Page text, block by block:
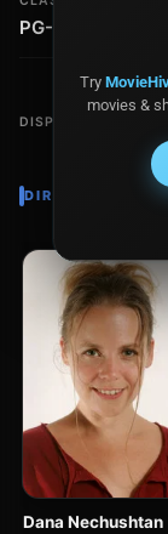
PG-13
DISPONIBLE EN
DIRECTOR
Dana Nechushtan
Try
movies &